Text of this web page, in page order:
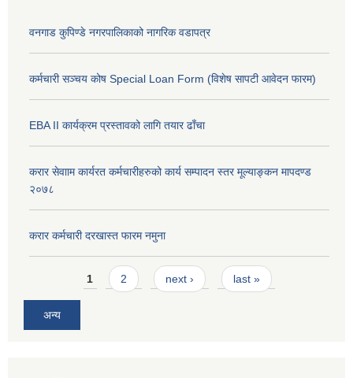
वनगाड कुपिण्डे नगरपालिकाको नागरिक वडापत्र
कर्मचारी सञ्चय कोष Special Loan Form (विशेष सापटी आवेदन फारम)
EBA II कार्यक्रम प्रस्तावको लागि तयार ढाँचा
करार सेवााम कार्यरत कर्मचारीहरुको कार्य सम्पादन स्तर मूल्याङ्कन मापदण्ड
२०७८
करार कर्मचारी दरखास्त फारम नमुना
Pages1 2 next › last »
अन्य